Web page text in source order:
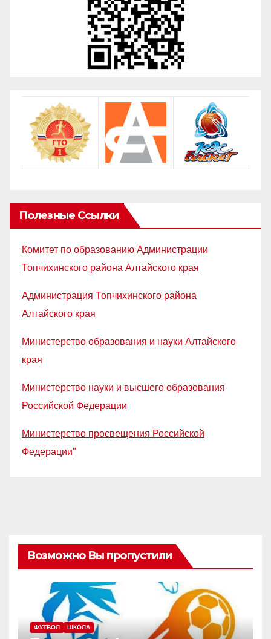
Полезные Ссылки
Комитет по образованию Администрации
Топчихинского района Алтайского края
Администрация Топчихинского района
Алтайского края
Министерство образования и науки Алтайского
края
Министерство науки и высшего образования
Российской Федерации
Министерство просвещения Российской
Федерации"
Возможно Вы пропустили
ФУТБОЛ ШКОЛА